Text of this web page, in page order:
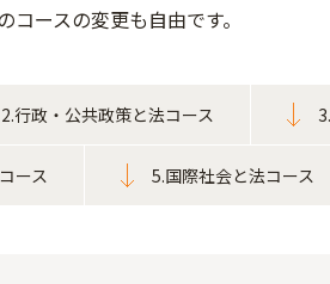
ースの変更も自由です。
2.行政・公共政策と法コース
ース 5.国際社会と法コース